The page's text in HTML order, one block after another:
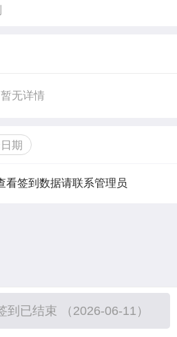
暂无详情
期
看签到数据请联系管理员
到已结束 （2026-06-11）